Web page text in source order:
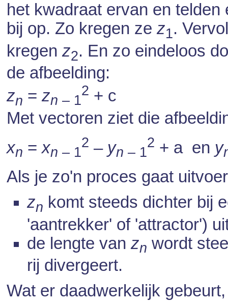
het kwadraat ervan en
bij op. Zo kregen zez1.
kregenz2. En zo eindeloos
de afbeelding:
zn =zn – 1
2 + c
Met vectoren ziet die
xn =xn – 1
2 – yn – 1
2 + a en y
Als je zo'n proces gaat
zn komt steeds dichter bij
'aantrekker' of 'attractor')
de lengte vanzn wordt
rij divergeert.
Wat er daadwerkelijk